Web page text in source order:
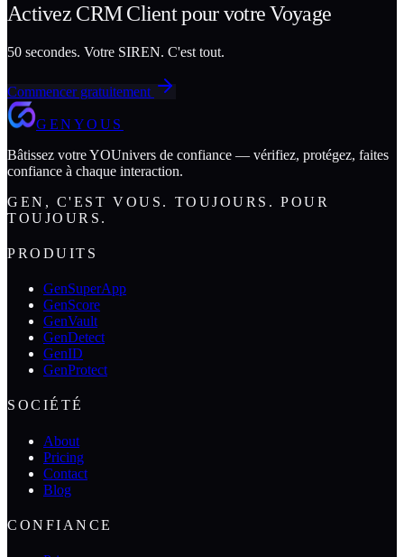
Activez CRM Clientpour votreVoyage
50 secondes. Votre SIREN. C'est tout.
Commencer gratuitement
GENYOUS
Bâtissez votre YOUnivers de confiance — vérifiez, protégez, faites
confiance à chaque interaction.
GEN, C'EST VOUS. TOUJOURS. POUR
TOUJOURS.
PRODUITS
GenSuperApp
GenScore
GenVault
GenDetect
GenID
GenProtect
SOCIÉTÉ
About
Pricing
Contact
Blog
CONFIANCE